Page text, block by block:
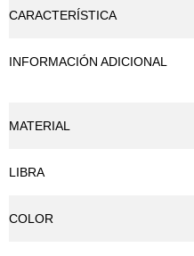
CARACTERÍSTICA
INFORMACIÓN ADICIONAL
MATERIAL
LIBRA
COLOR